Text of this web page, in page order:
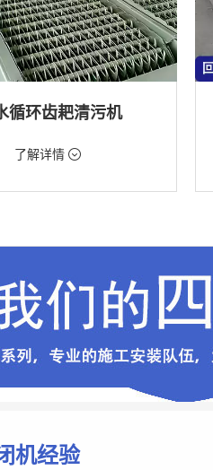
循环齿耙清污机
/台了解详情
机经验